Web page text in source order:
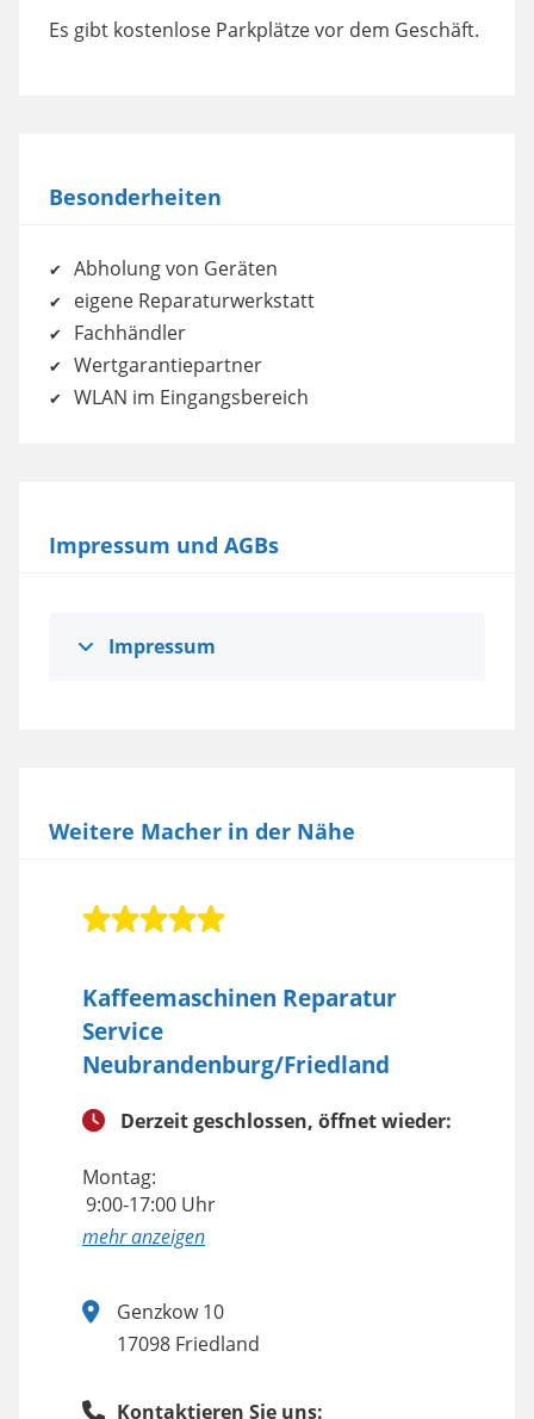
powered by Usercentrics Consent
Management Platform
Es gibt kostenlose Parkplätze vor dem Geschäft.
Besonderheiten
Abholung von Geräten
eigene Reparaturwerkstatt
Fachhändler
Wertgarantiepartner
WLAN im Eingangsbereich
Impressum und AGBs
Impressum
Weitere Macher in der Nähe
Kaffeemaschinen Reparatur
Service
Neubrandenburg/Friedland
Derzeit geschlossen, öffnet wieder:
Montag:
9:00-17:00 Uhr
anzeigen
Genzkow 10
17098 Friedland
Kontaktieren Sie uns: